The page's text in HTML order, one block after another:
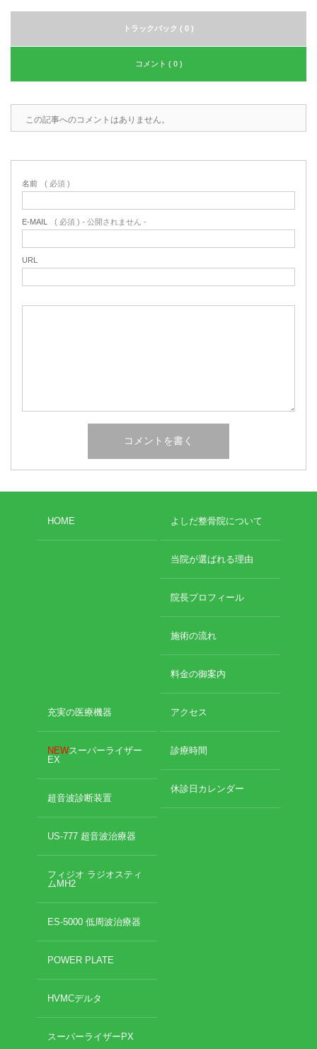
トラックバック ( 0 )
コメント ( 0 )
この記事へのコメントはありません。
名前 ( 必須 )
E-MAIL ( 必須 ) - 公開されません -
URL
HOME よしだ整骨院について
当院が選ばれる理由
院長プロフィール
施術の流れ
料金の御案内
充実の医療機器
NEWスーパーライザー
EX
超音波診断装置
US-777 超音波治療器
フィジオ ラジオスティ
ムMH2
ES-5000 低周波治療器
POWER PLATE
HVMCデルタ
スーパーライザーPX
アクセス
診療時間
休診日カレンダー